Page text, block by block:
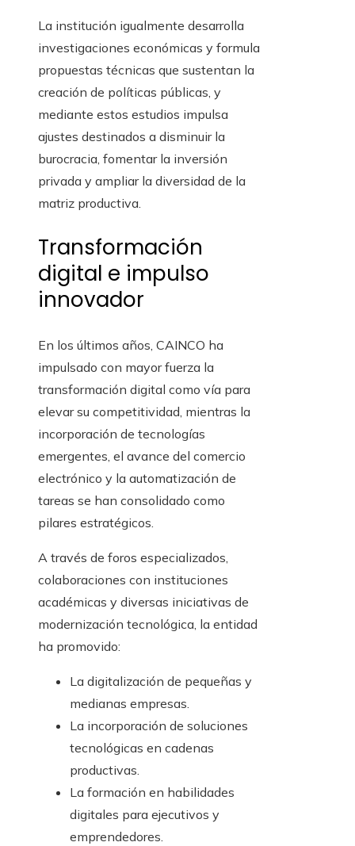
La institución igualmente desarrolla
investigaciones económicas y formula
propuestas técnicas que sustentan la
creación de políticas públicas, y
mediante estos estudios impulsa
ajustes destinados a disminuir la
burocracia, fomentar la inversión
privada y ampliar la diversidad de la
matriz productiva.
Transformación
digital e impulso
innovador
En los últimos años, CAINCO ha
impulsado con mayor fuerza la
transformación digital como vía para
elevar su competitividad, mientras la
incorporación de tecnologías
emergentes, el avance del comercio
electrónico y la automatización de
tareas se han consolidado como
pilares estratégicos.
A través de foros especializados,
colaboraciones con instituciones
académicas y diversas iniciativas de
modernización tecnológica, la entidad
ha promovido:
La digitalización de pequeñas y
medianas empresas.
La incorporación de soluciones
tecnológicas en cadenas
productivas.
La formación en habilidades
digitales para ejecutivos y
emprendedores.